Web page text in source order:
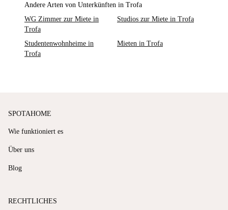
Andere Arten von Unterkünften in Trofa
WG Zimmer zur Miete in
Trofa
Studios zur Miete in Trofa
Studentenwohnheime in
Trofa
Mieten in Trofa
SPOTAHOME
Wie funktioniert es
Über uns
Blog
RECHTLICHES